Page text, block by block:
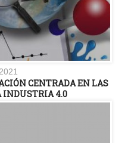
CENTRADA EN LAS
INDUSTRIA 4.0